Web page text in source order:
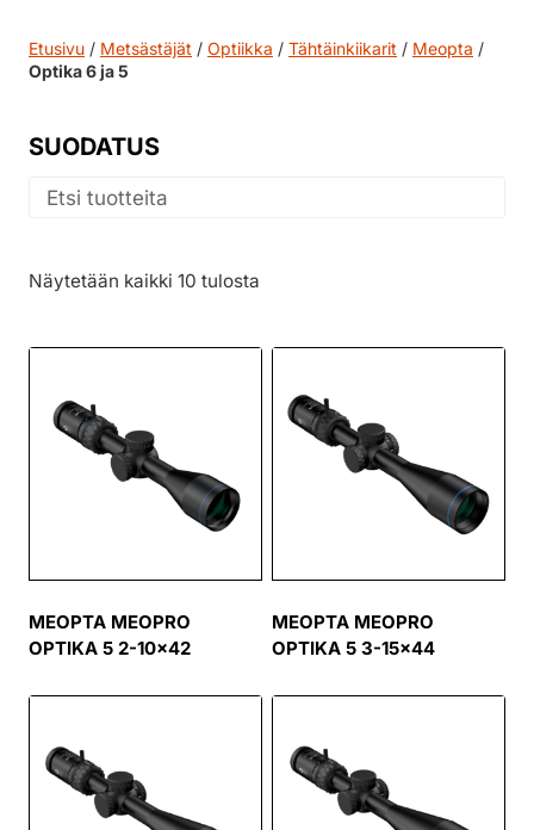
Näytetään kaikki 10 tulosta
MEOPTA MEOPRO
OPTIKA 5 2-10×42
MEOPTA MEOPRO
OPTIKA 5 3-15×44
Etusivu / Metsästäjät / Optiikka / Tähtäinkiikarit / Meopta /
Optika 6 ja 5
SUODATUS